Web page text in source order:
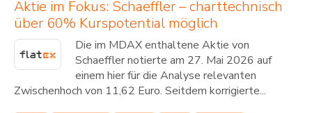
Aktie im Fokus: Schaeffler – charttechnisch
über 60% Kurspotential möglich
Die im MDAX enthaltene Aktie von
Schaeffler notierte am 27. Mai 2026 auf
einem hier für die Analyse relevanten
Zwischenhoch von 11,62 Euro. Seitdem korrigierte...